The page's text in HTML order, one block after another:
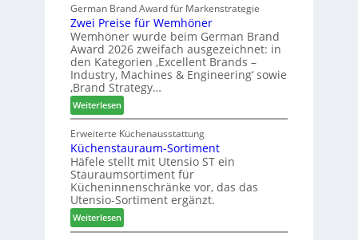
c
h
ä
f
t
a
h
r
s
t
F
ü
h
r
u
n
a
n
v
e
d
i
u
n
d
H
u
b
t
e
x
s
t
e
German Brand Award für Markenstrategie
Zwei Preise für Wemhöner
Wemhöner wurde beim German Brand
Award 2026 zweifach ausgezeichnet: in
den Kategorien ‚Excellent Brands –
Industry, Machines & Engineering‘ sowie
‚Brand Strategy…
Weiterlesen:
Z
w
e
i
P
r
e
i
s
Erweiterte Küchenausstattung
Küchenstauraum-Sortiment
Häfele stellt mit Utensio ST ein
Stauraumsortiment für
Kücheninnenschränke vor, das das
Utensio-Sortiment ergänzt.
Weiterlesen:
K